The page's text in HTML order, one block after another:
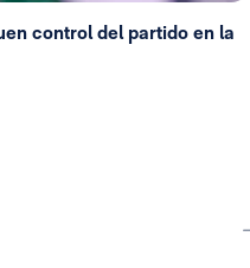
control del partido en la